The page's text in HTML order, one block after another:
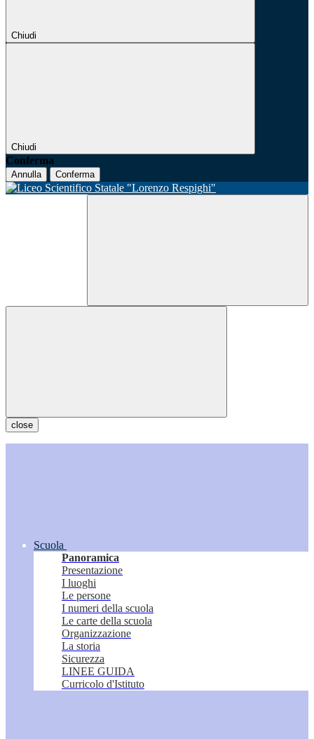
Chiudi
Chiudi
Conferma
Annulla Conferma
close
Scuola
Panoramica
Presentazione
I luoghi
Le persone
I numeri della scuola
Le carte della scuola
Organizzazione
La storia
Sicurezza
LINEE GUIDA
Curricolo d'Istituto